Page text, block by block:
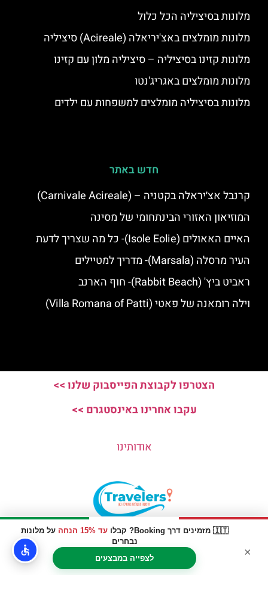
🇮🇹 מזמינים דרך Booking? קבלו עד 15% הנחה
על מלונות
נבחרים
לצפייה במבצעים
×
מלונות בסיציליה הכל כלול
מלונות מומלצים באצ'יריאלה (Acireale) סיציליה
מלונות קזינו בסיציליה – סיציליה מלון עם קזינו
מלונות מומלצים באגריג'נטו
מלונות בסיציליה מומלצים למשפחות עם ילדים
חדש באתר
קרנבל אצ׳יראלה בקטניה – (Carnivale Acireale)
המוזיאון האזורי הבינתחומי של מסינה
האיים האאולים (Isole Eolie)- כל מה שצריך לדעת
העיר מרסלה (Marsala)- מדריך למטיילים
ראביט ביץ' (Rabbit Beach)- חוף הארנב
וילה רומאנה של פאטי (Villa Romana of Patti)
הצטרפו לקבוצת הפייסבוק שלנו >>
עקבו אחרינו באינסטגרם >>
אודותינו
האתר הינו אתר המלצות מטיילים © כל הזכויות שמורות לסוכנות
TRAVELERS.CO.IL